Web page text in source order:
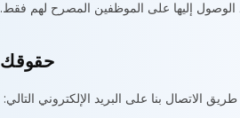
إليها على الموظفين المصرح لهم فقط.
حقوقك
بنا على البريد الإلكتروني التالي: